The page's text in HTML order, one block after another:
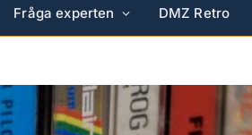
Fråga experten DMZ Retro